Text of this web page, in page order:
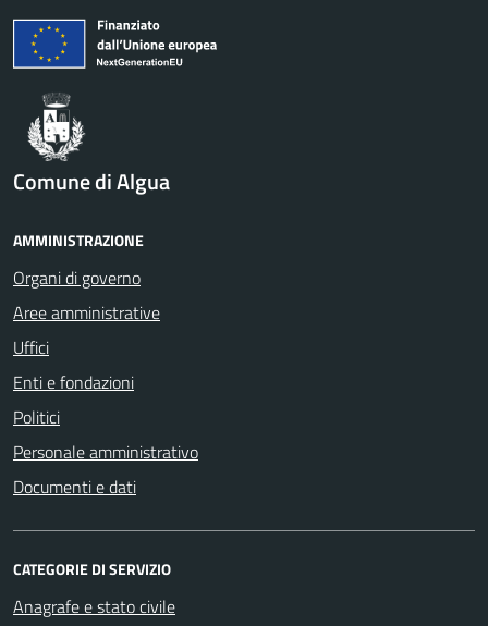
Comune di Algua
AMMINISTRAZIONE
Organi di governo
Aree amministrative
Uffici
Enti e fondazioni
Politici
Personale amministrativo
Documenti e dati
CATEGORIE DI SERVIZIO
Anagrafe e stato civile